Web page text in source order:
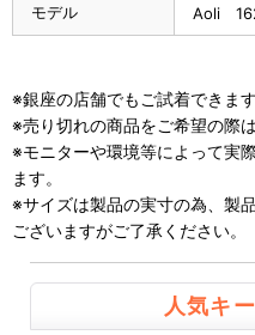
モデル Aoli
※銀座の店舗でもご試着できます
※売り切れの商品をご希望の際
※モニターや環境等によって実
ます。
※サイズは製品の実寸の為、製
ございますがご了承ください。
人気キ